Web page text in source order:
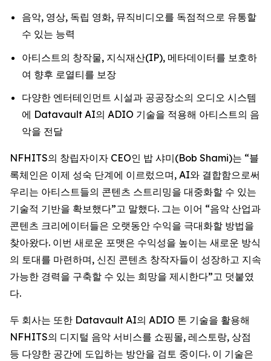
음악, 영상, 독립 영화, 뮤직비디오를 독점적으로 유통할
수 있는 능력
아티스트의 창작물, 지식재산(IP), 메타데이터를 보호하
여 향후 로열티를 보장
다양한 엔터테인먼트 시설과 공공장소의 오디오 시스템
에 Datavault AI의 ADIO 기술을 적용해 아티스트의 음
악을 전달
NFHITS의 창립자이자 CEO인 밥 샤미(Bob Shami)는 “블
록체인은 이제 성숙 단계에 이르렀으며, AI와 결합함으로써
우리는 아티스트들의 콘텐츠 스트리밍을 대중화할 수 있는
기술적 기반을 확보했다”고 말했다. 그는 이어 “음악 산업과
콘텐츠 크리에이터들은 오랫동안 수익을 극대화할 방법을
찾아왔다. 이번 새로운 포맷은 수익성을 높이는 새로운 방식
의 토대를 마련하며, 신진 콘텐츠 창작자들이 성장하고 지속
가능한 경력을 구축할 수 있는 희망을 제시한다”고 덧붙였
다.
두 회사는 또한 Datavault AI의 ADIO 톤 기술을 활용해
NFHITS의 디지털 음악 서비스를 쇼핑몰, 레스토랑, 상점
등 다양한 공간에 도입하는 방안을 검토 중이다. 이 기술은